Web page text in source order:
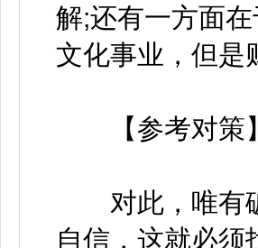
解;还有一方面
文化事业，但是
【参考对策】
对此，唯有破
自信，这就必须